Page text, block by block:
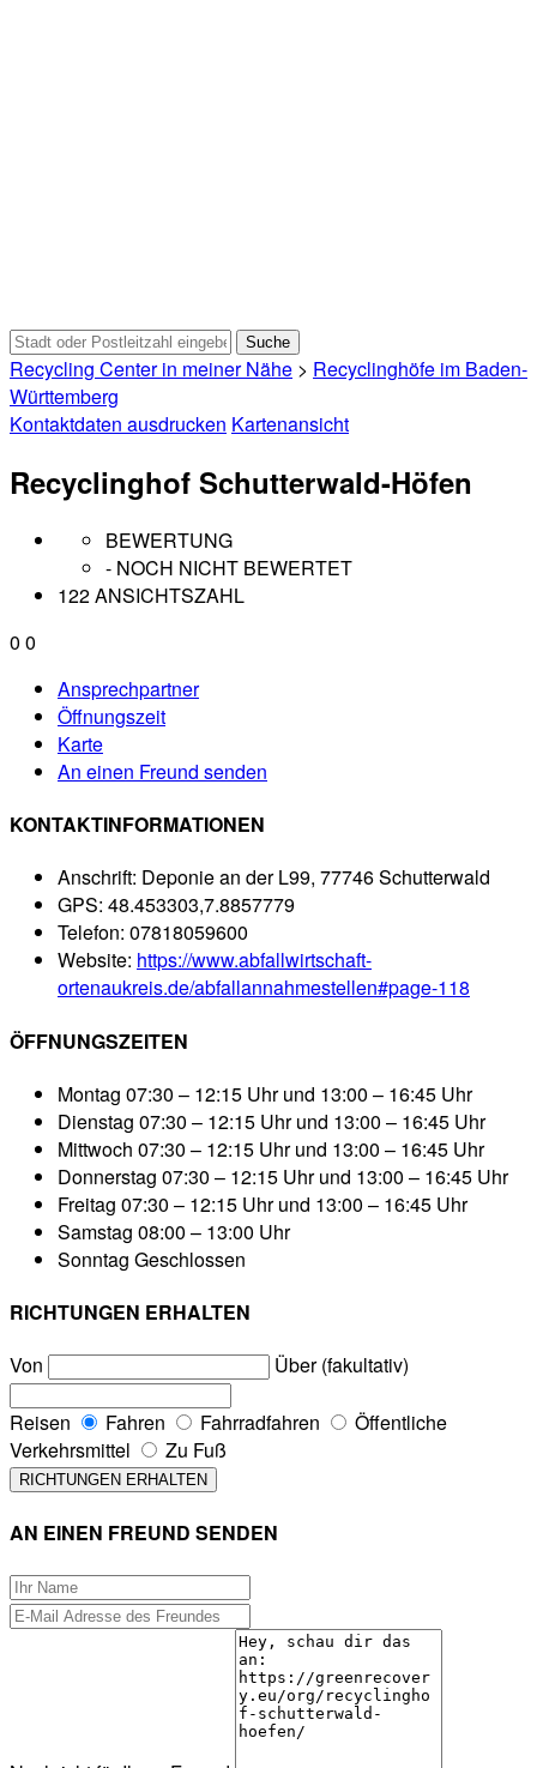
Recycling Center in meiner Nähe > Recyclinghöfe im Baden-
Württemberg
Kontaktdaten ausdrucken Kartenansicht
Recyclinghof Schutterwald-Höfen
BEWERTUNG
- NOCH NICHT BEWERTET
122 ANSICHTSZAHL
0 0
Ansprechpartner
Öffnungszeit
Karte
An einen Freund senden
KONTAKTINFORMATIONEN
Anschrift: Deponie an der L99, 77746 Schutterwald
GPS: 48.453303,7.8857779
Telefon: 07818059600
Website: https://www.abfallwirtschaft-
ortenaukreis.de/abfallannahmestellen#page-118
ÖFFNUNGSZEITEN
Montag 07:30 – 12:15 Uhr und 13:00 – 16:45 Uhr
Dienstag 07:30 – 12:15 Uhr und 13:00 – 16:45 Uhr
Mittwoch 07:30 – 12:15 Uhr und 13:00 – 16:45 Uhr
Donnerstag 07:30 – 12:15 Uhr und 13:00 – 16:45 Uhr
Freitag 07:30 – 12:15 Uhr und 13:00 – 16:45 Uhr
Samstag 08:00 – 13:00 Uhr
Sonntag Geschlossen
RICHTUNGEN ERHALTEN
Von
Über (fakultativ)
Reisen Fahren Fahrradfahren
Öffentliche
Verkehrsmittel
Zu Fuß
AN EINEN FREUND SENDEN